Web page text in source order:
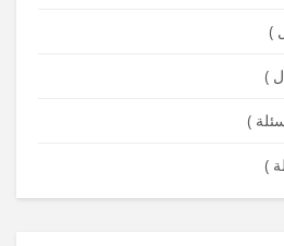
)
)
)
)